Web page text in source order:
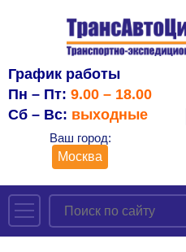
График работы
Пн – Пт: 9.00 – 18.00
Сб – Вс: выходные
Ваш город:
Москва